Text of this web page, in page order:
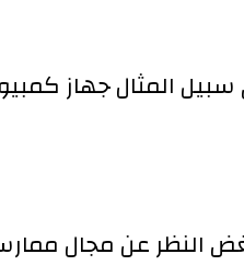
المثال جهاز
بغض النظر عن مجال